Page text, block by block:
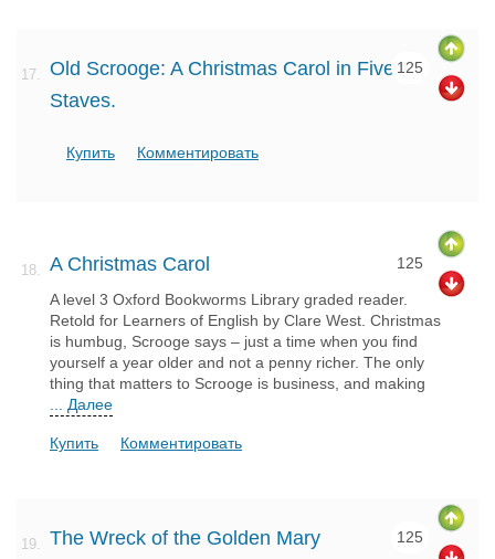
17.
Old Scrooge: A Christmas Carol in Five
Staves.
125
Купить Комментировать
18. A Christmas Carol 125
A level 3 Oxford Bookworms Library graded reader.
Retold for Learners of English by Clare West. Christmas
is humbug, Scrooge says – just a time when you find
yourself a year older and not a penny richer. The only
thing that matters to Scrooge is business, and making
... Далее
Купить Комментировать
19. The Wreck of the Golden Mary 125